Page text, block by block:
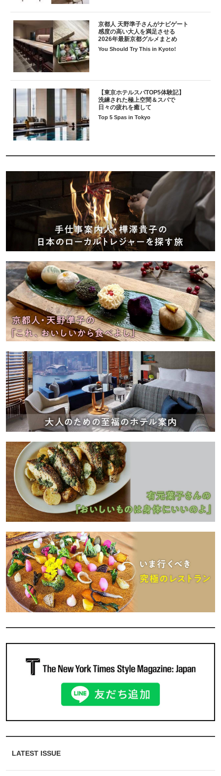
京都人 天野準子さんがナビゲート
感度の高い大人を満足させる
2026年最新京都グルメまとめ
You Should Try This in Kyoto!
【東京ホテルスパTOP5体験記】
洗練された極上空間＆スパで
日々の疲れを癒して
Top 5 Spas in Tokyo
LATEST ISSUE